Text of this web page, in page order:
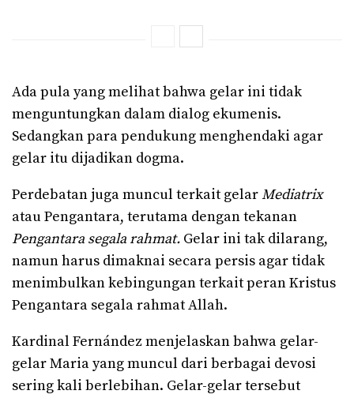
Ada pula yang melihat bahwa gelar ini tidak
menguntungkan dalam dialog ekumenis.
Sedangkan para pendukung menghendaki agar
gelar itu dijadikan dogma.
Perdebatan juga muncul terkait gelarMediatrix
atau Pengantara, terutama dengan tekanan
Pengantara segala rahmat. Gelar ini tak dilarang,
namun harus dimaknai secara persis agar tidak
menimbulkan kebingungan terkait peran Kristus
Pengantara segala rahmat Allah.
Kardinal Fernández menjelaskan bahwa gelar-
gelar Maria yang muncul dari berbagai devosi
sering kali berlebihan. Gelar-gelar tersebut